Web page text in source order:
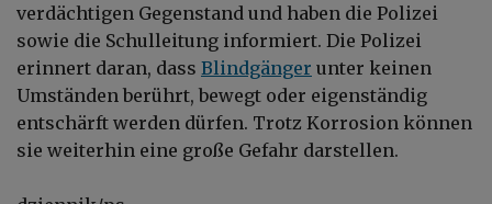
verdächtigen Gegenstand und haben die Polizei
sowie die Schulleitung informiert. Die Polizei
erinnert daran, dass Blindgänger unter keinen
Umständen berührt, bewegt oder eigenständig
entschärft werden dürfen. Trotz Korrosion können
sie weiterhin eine große Gefahr darstellen.